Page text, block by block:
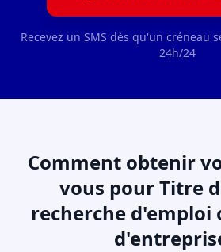
Recevez un SMS dès qu'un créneau
24h/24
Comment obtenir
vous pour Titre
recherche d'emploi